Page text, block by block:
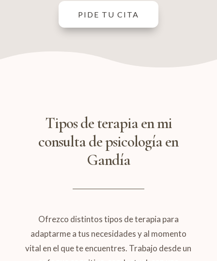
PIDE TU CITA
Tipos de terapia en mi
consulta de psicología en
Gandía
Ofrezco distintos tipos de terapia para
adaptarme a tus necesidades y al momento
vital en el que te encuentres. Trabajo desde un